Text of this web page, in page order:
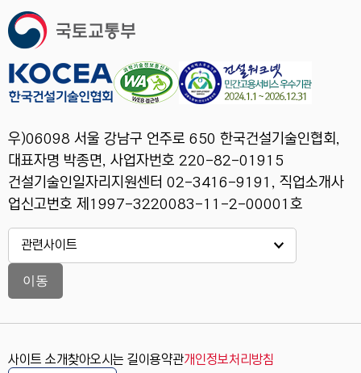
우)06098 서울 강남구 언주로 650 한국건설기술인협회,
대표자명 박종면, 사업자번호 220-82-01915
건설기술인일자리지원센터 02-3416-9191, 직업소개사
업신고번호 제1997-3220083-11-2-00001호
이동
사이트 소개찾아오시는 길이용약관개인정보처리방침